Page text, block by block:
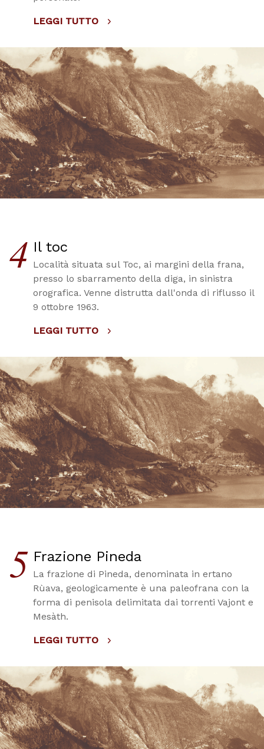
LEGGI TUTTO
4 Il toc
Località situata sul Toc, ai margini della frana,
presso lo sbarramento della diga, in sinistra
orografica. Venne distrutta dall'onda di riflusso il
9 ottobre 1963.
LEGGI TUTTO
5 Frazione Pineda
La frazione di Pineda, denominata in ertano
Rùava, geologicamente è una paleofrana con la
forma di penisola delimitata dai torrenti Vajont e
Mesàth.
LEGGI TUTTO